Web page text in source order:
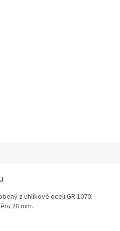
z uhlíkové oceli GR 1070.
20 mm.